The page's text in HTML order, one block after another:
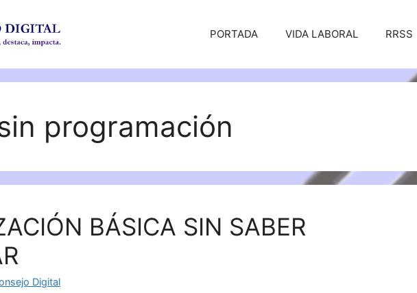
PORTADA VIDA LABORAL RRSS
programación
BÁSICA SIN SABER
Digital